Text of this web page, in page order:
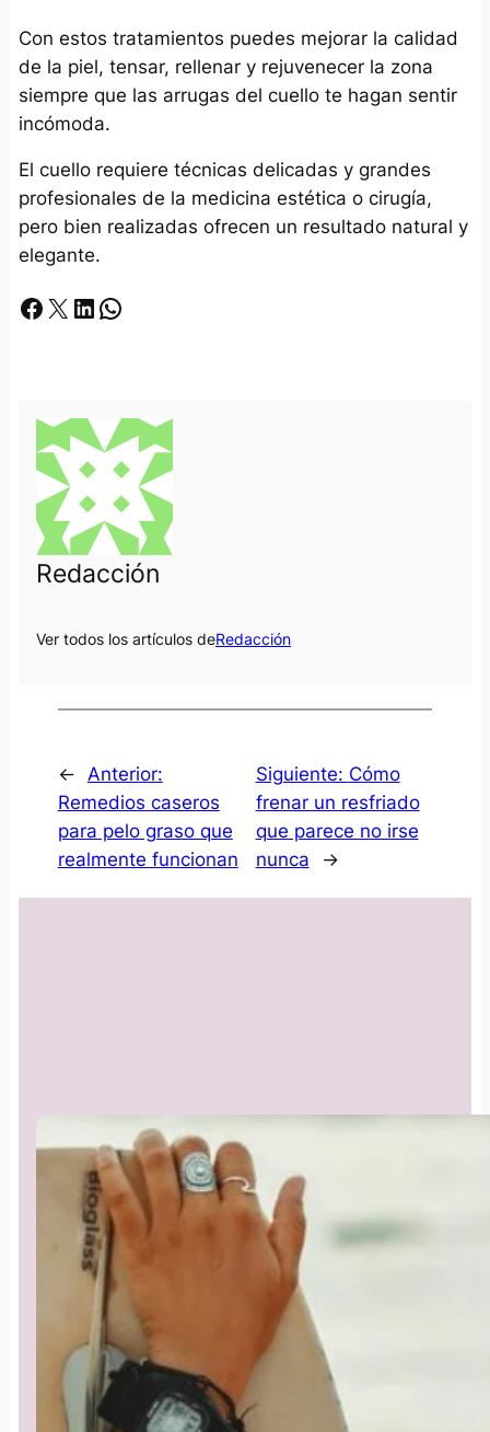
Con estos tratamientos puedes mejorar la calidad
de la piel, tensar, rellenar y rejuvenecer la zona
siempre que las arrugas del cuello te hagan sentir
incómoda.
El cuello requiere técnicas delicadas y grandes
profesionales de la medicina estética o cirugía,
pero bien realizadas ofrecen un resultado natural y
elegante.
Facebook X LinkedIn Whatsapp
Redacción
Ver todos los artículos deRedacción
←
Anterior:
Remedios caseros
para pelo graso que
realmente funcionan
Siguiente: Cómo
frenar un resfriado
que parece no irse
nunca
→